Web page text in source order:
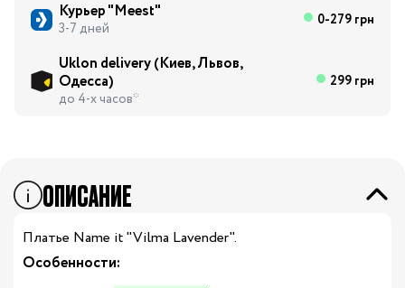
Курьер "Meest"
3-7 дней 0-279 грн
Uklon delivery (Киев, Львов,
Одесса)
до 4-х часов*
299 грн
ОПИСАНИЕ
Платье Name it "Vilma Lavender".
Особенности: